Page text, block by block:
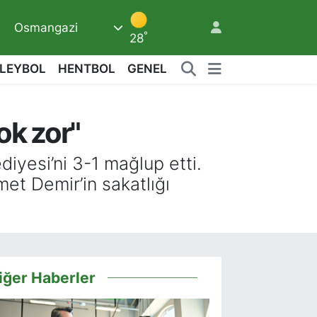
Osmangazi
28°
HENTBOL GENEL
zor"
3-1 mağlup etti.
Demir’in sakatlığı
Haberler